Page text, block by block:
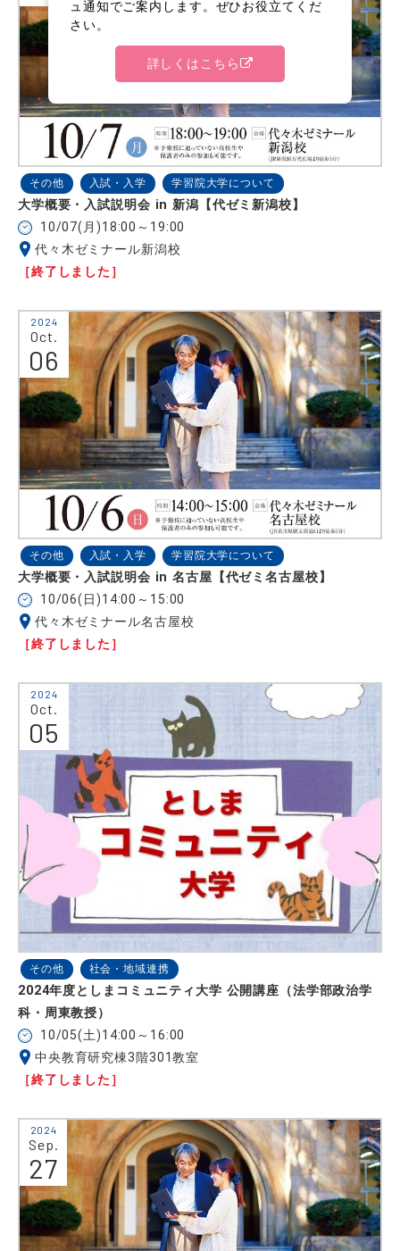
その他 入試・入学 学習院大学について
大学概要・入試説明会 in 新潟【代ゼミ新潟校】
10/07(月)18:00～19:00
代々木ゼミナール新潟校
［終了しました］
2024
Oct.
06
その他 入試・入学 学習院大学について
大学概要・入試説明会 in 名古屋【代ゼミ名古屋校】
10/06(日)14:00～15:00
代々木ゼミナール名古屋校
［終了しました］
2024
Oct.
05
その他 社会・地域連携
2024年度としまコミュニティ大学 公開講座（法学部政治学
科・周東教授）
10/05(土)14:00～16:00
中央教育研究棟3階301教室
［終了しました］
2024
Sep.
27
ュ通知でご案内します。ぜひお役立てくだ
さい。
詳しくはこちら